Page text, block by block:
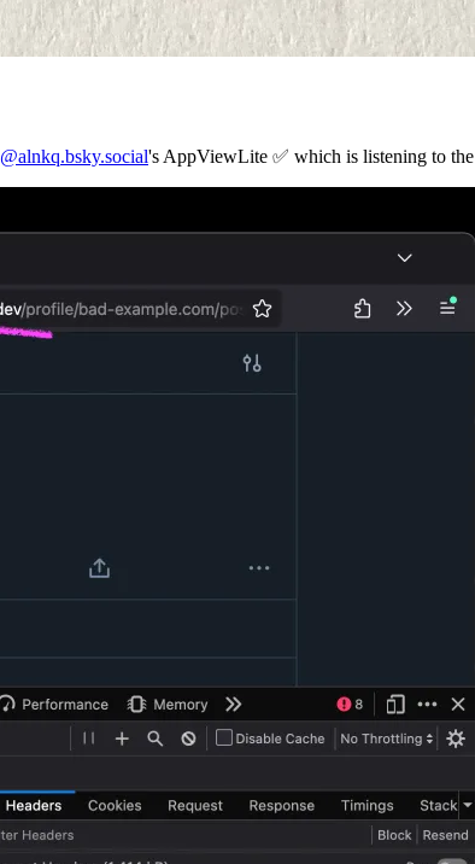
@alnkq.bsky.social's AppViewLite ✅ which is listening to the